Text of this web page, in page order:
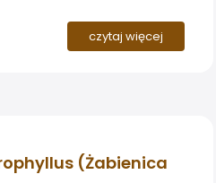
czytaj więcej
(Żabienica